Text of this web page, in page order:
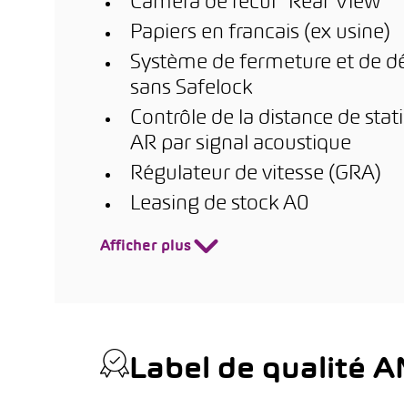
Papiers en francais (ex usine)
Système de fermeture et de
sans Safelock
Contrôle de la distance de
AR par signal acoustique
Régulateur de vitesse (GRA)
Leasing de stock A0
Afficher plus
Label de qualité